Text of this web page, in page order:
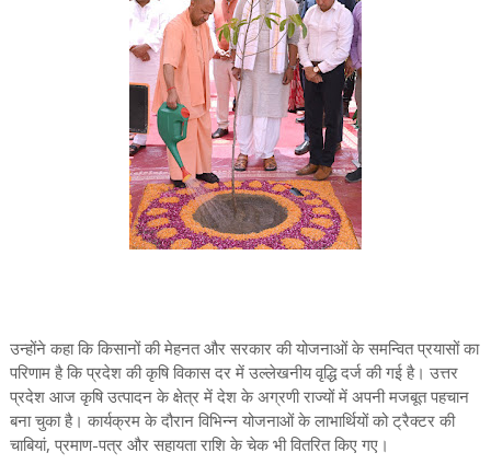
उन्होंने कहा कि किसानों की मेहनत और सरकार की योजनाओं के समन्वित प्रयासों का
परिणाम है कि प्रदेश की कृषि विकास दर में उल्लेखनीय वृद्धि दर्ज की गई है। उत्तर
प्रदेश आज कृषि उत्पादन के क्षेत्र में देश के अग्रणी राज्यों में अपनी मजबूत पहचान
बना चुका है। कार्यक्रम के दौरान विभिन्न योजनाओं के लाभार्थियों को ट्रैक्टर की
चाबियां, प्रमाण-पत्र और सहायता राशि के चेक भी वितरित किए गए।